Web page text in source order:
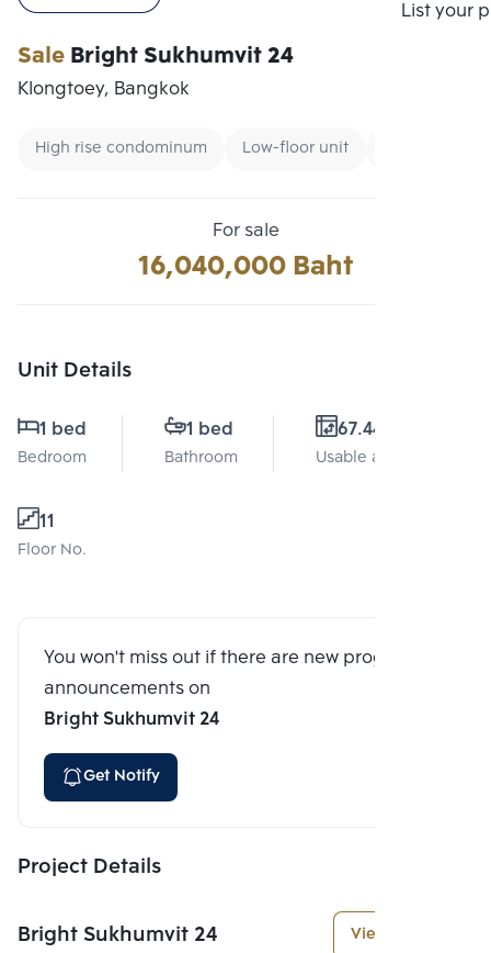
List your
SaleBright Sukhumvit 24
Klongtoey, Bangkok
High rise condominum Low-floor unit
For sale
16,040,000 Baht
Unit Details
1 bed
Bedroom
1 bed
Bathroom
67.44 Sq.m.
Usable area
11
Floor No.
You won't miss out if there are new program
announcements on
Bright Sukhumvit 24
Get Notify
Project Details
Bright Sukhumvit 24 View More